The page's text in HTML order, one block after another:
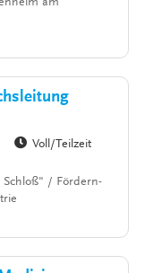
am
Voll/Teilzeit
Schloß" / Fördern-